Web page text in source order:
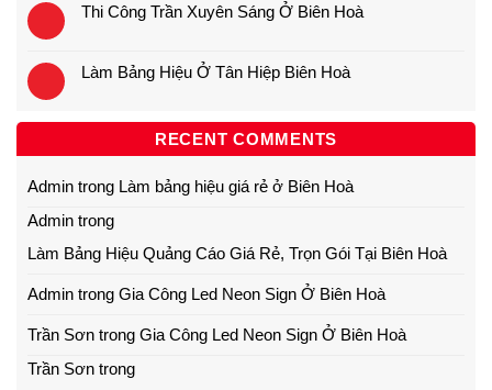
Thi Công Trần Xuyên Sáng Ở Biên Hoà
Làm Bảng Hiệu Ở Tân Hiệp Biên Hoà
RECENT COMMENTS
Admin trong Làm bảng hiệu giá rẻ ở Biên Hoà
Admin trong
Làm Bảng Hiệu Quảng Cáo Giá Rẻ, Trọn Gói Tại Biên Hoà
Admin trong Gia Công Led Neon Sign Ở Biên Hoà
Trần Sơn trong Gia Công Led Neon Sign Ở Biên Hoà
Trần Sơn trong